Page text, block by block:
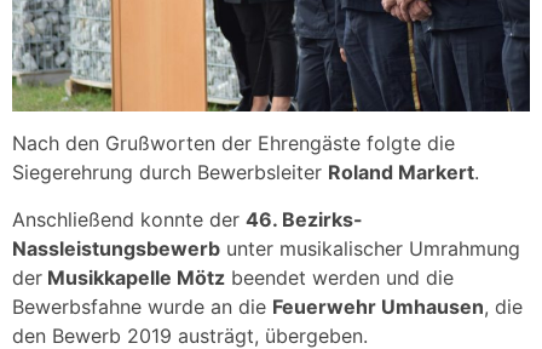
Nach den Grußworten der Ehrengäste folgte die
Siegerehrung durch Bewerbsleiter Roland Markert.
Anschließend konnte der 46. Bezirks-
Nassleistungsbewerb unter musikalischer Umrahmung
der Musikkapelle Mötz beendet werden und die
Bewerbsfahne wurde an die Feuerwehr Umhausen, die
den Bewerb 2019 austrägt, übergeben.